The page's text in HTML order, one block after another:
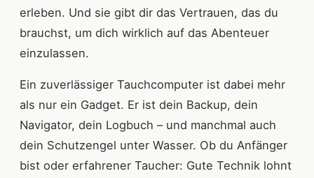
erleben. Und sie gibt dir das Vertrauen, das du
brauchst, um dich wirklich auf das Abenteuer
einzulassen.
Ein zuverlässiger Tauchcomputer ist dabei mehr
als nur ein Gadget. Er ist dein Backup, dein
Navigator, dein Logbuch – und manchmal auch
dein Schutzengel unter Wasser. Ob du Anfänger
bist oder erfahrener Taucher: Gute Technik lohnt